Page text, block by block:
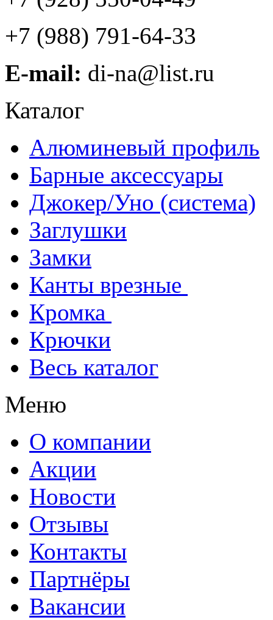
+7 (988) 791-64-33
E-mail: di-na@list.ru
Каталог
Алюминевый профиль
Барные аксессуары
Джокер/Уно (система)
Заглушки
Замки
Канты врезные
Кромка
Крючки
Весь каталог
Меню
О компании
Акции
Новости
Отзывы
Контакты
Партнёры
Вакансии